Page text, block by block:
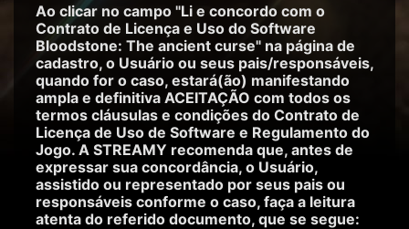
Ao clicar no campo "Li e concordo com o
Contrato de Licença e Uso do Software
Bloodstone: The ancient curse" na página de
cadastro, o Usuário ou seus pais/responsáveis,
quando for o caso, estará(ão) manifestando
ampla e definitiva ACEITAÇÃO com todos os
termos cláusulas e condições do Contrato de
Licença de Uso de Software e Regulamento do
Jogo. A STREAMY recomenda que, antes de
expressar sua concordância, o Usuário,
assistido ou representado por seus pais ou
responsáveis conforme o caso, faça a leitura
atenta do referido documento, que se segue: